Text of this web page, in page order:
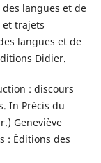
langues et de
trajets
langues et de
Didier.
: discours
In Précis du
Geneviève
: Éditions des